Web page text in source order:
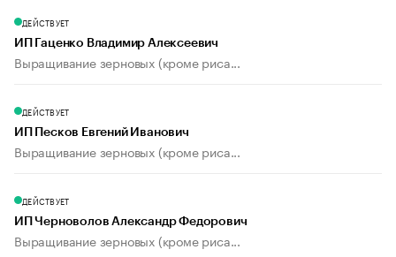
ДЕЙСТВУЕТ
ИП Гаценко Владимир Алексеевич
Выращивание зерновых (кроме риса...
ДЕЙСТВУЕТ
ИП Песков Евгений Иванович
Выращивание зерновых (кроме риса...
ДЕЙСТВУЕТ
ИП Черноволов Александр Федорович
Выращивание зерновых (кроме риса...